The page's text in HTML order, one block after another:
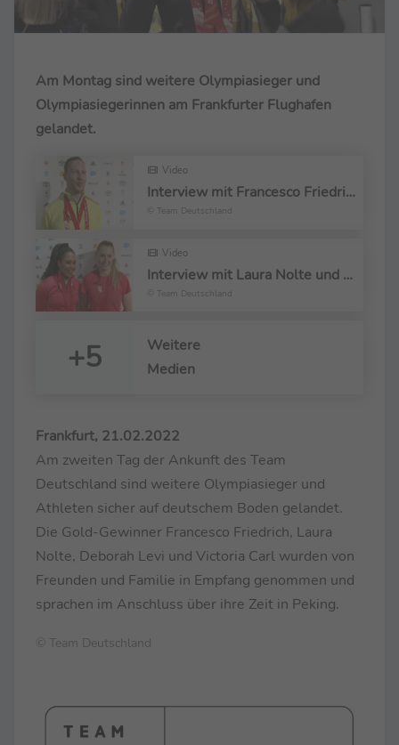
Am Montag sind weitere Olympiasieger und
Olympiasiegerinnen am Frankfurter Flughafen
gelandet.
Video
Interview mit Francesco Friedrich
© Team Deutschland
Video
Interview mit Laura Nolte und Deborah Levi
© Team Deutschland
+5
Weitere
Medien
Frankfurt, 21.02.2022
Am zweiten Tag der Ankunft des Team
Deutschland sind weitere Olympiasieger und
Athleten sicher auf deutschem Boden gelandet.
Die Gold-Gewinner Francesco Friedrich, Laura
Nolte, Deborah Levi und Victoria Carl wurden von
Freunden und Familie in Empfang genommen und
sprachen im Anschluss über ihre Zeit in Peking.
© Team Deutschland